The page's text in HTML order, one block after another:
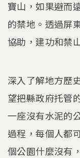
寶山，如果避而
的禁地。透過屏
協助，建功和禁
深入了解地方歷
望把縣政府托管
一座沒有水泥的
過程，每個人都
個公園什麼沒有